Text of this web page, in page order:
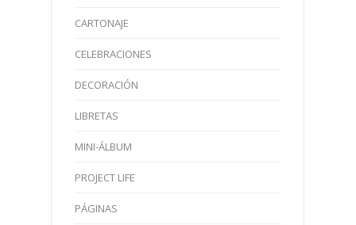
CARTONAJE
CELEBRACIONES
DECORACIÓN
LIBRETAS
MINI-ÁLBUM
PROJECT LIFE
PÁGINAS